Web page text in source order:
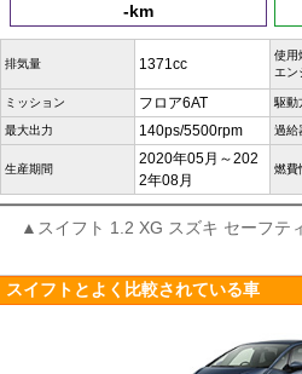
-km
排気量 1371cc
使用
エン
ミッション フロア6AT 駆動
最大出力 140ps/5500rpm 過給
生産期間
2020年05月～202
2年08月
燃費
▲スイフト 1.2 XG スズキ セーフテ
スイフトとよく比較されている車